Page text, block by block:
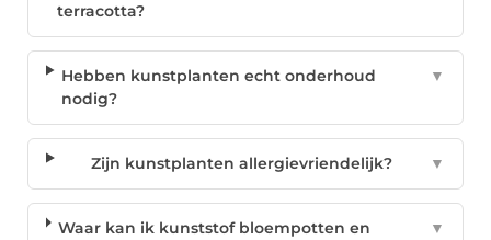
terracotta?
Hebben kunstplanten echt onderhoud
nodig?
▼
Zijn kunstplanten allergievriendelijk? ▼
Waar kan ik kunststof bloempotten en ▼